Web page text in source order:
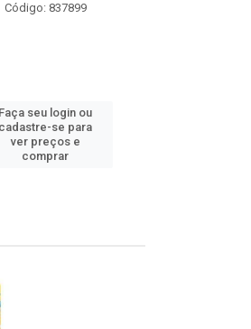
Código: 837899
Faça seu login ou
cadastre-se para
ver preços e
comprar